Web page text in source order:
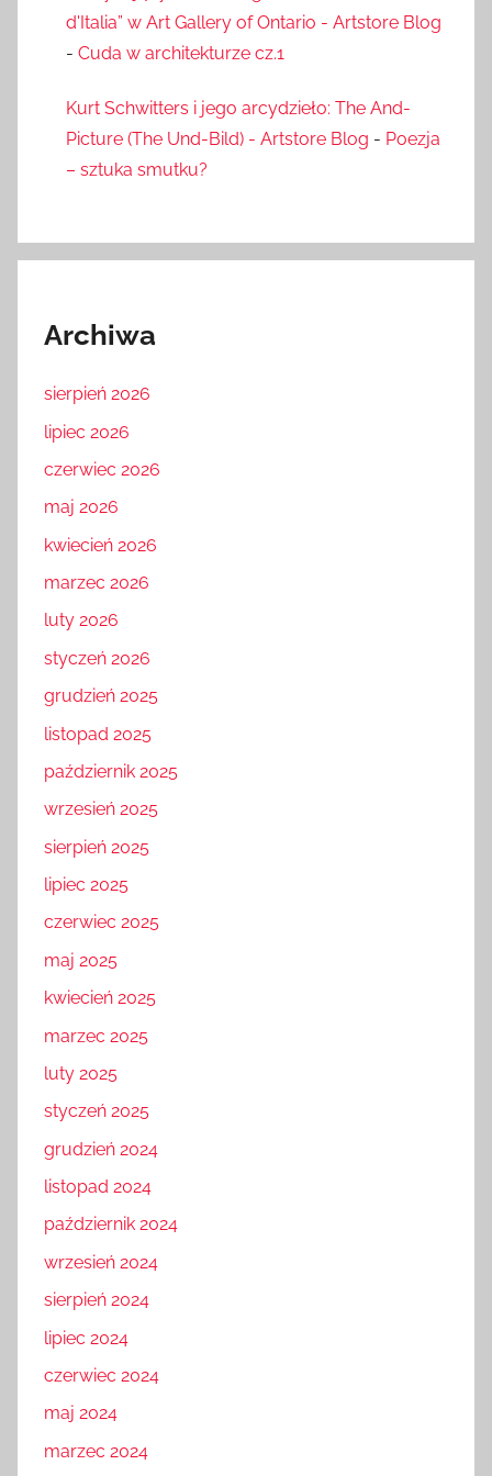
d'Italia” w Art Gallery of Ontario - Artstore Blog
- Cuda w architekturze cz.1
Kurt Schwitters i jego arcydzieło: The And-
Picture (The Und-Bild) - Artstore Blog - Poezja
– sztuka smutku?
Archiwa
sierpień 2026
lipiec 2026
czerwiec 2026
maj 2026
kwiecień 2026
marzec 2026
luty 2026
styczeń 2026
grudzień 2025
listopad 2025
październik 2025
wrzesień 2025
sierpień 2025
lipiec 2025
czerwiec 2025
maj 2025
kwiecień 2025
marzec 2025
luty 2025
styczeń 2025
grudzień 2024
listopad 2024
październik 2024
wrzesień 2024
sierpień 2024
lipiec 2024
czerwiec 2024
maj 2024
marzec 2024